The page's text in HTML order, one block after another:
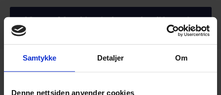
Samtykke Detaljer Om
Denne nettsiden anvender cookies
10 ways Meraki switches makes life easier